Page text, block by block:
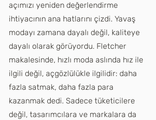
açımızı yeniden değerlendirme
ihtiyacının ana hatlarını çizdi. Yavaş
modayı zamana dayalı değil, kaliteye
dayalı olarak görüyordu. Fletcher
makalesinde, hızlı moda aslında hız ile
ilgili değil, açgözlülükle ilgilidir: daha
fazla satmak, daha fazla para
kazanmak dedi. Sadece tüketicilere
değil, tasarımcılara ve markalara da